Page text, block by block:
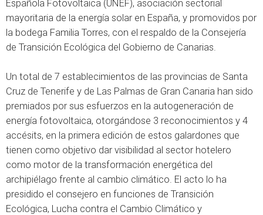
Española Fotovoltaica (UNEF), asociación sectorial
mayoritaria de la energía solar en España, y promovidos por
la bodega Familia Torres, con el respaldo de la Consejería
de Transición Ecológica del Gobierno de Canarias.
Un total de 7 establecimientos de las provincias de Santa
Cruz de Tenerife y de Las Palmas de Gran Canaria han sido
premiados por sus esfuerzos en la autogeneración de
energía fotovoltaica, otorgándose 3 reconocimientos y 4
accésits, en la primera edición de estos galardones que
tienen como objetivo dar visibilidad al sector hotelero
como motor de la transformación energética del
archipiélago frente al cambio climático. El acto lo ha
presidido el consejero en funciones de Transición
Ecológica, Lucha contra el Cambio Climático y